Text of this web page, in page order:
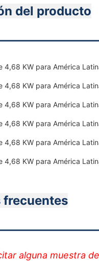
del producto
frecuentes
alguna muestra